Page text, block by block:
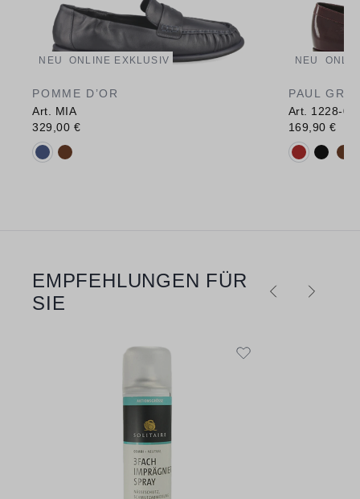
NEU ONLINE EXKLUSIV
POMME D’OR
Art. MIA
329,00 €
Verfügbare Farbvarianten:
NEU
PAUL
Art. 1228-
169,90 €
Verfügbare
Produktgalerie überspringen
EMPFEHLUNGEN FÜR
SIE